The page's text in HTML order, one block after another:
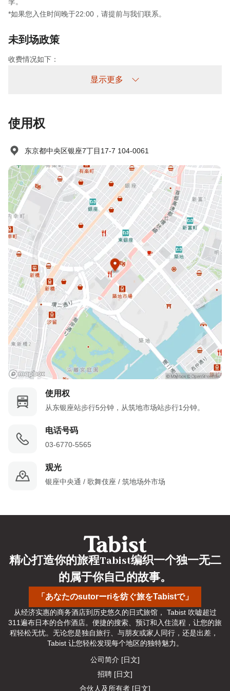
*如果您入住时间晚于22:00，请提前与我们联系。
未到场政策
收费情况如下：
显示更多
使用权
东京都中央区银座7丁目17-7 104-0061
使用权
从东银座站步行5分钟，从筑地市场站步行1分钟。
电话号码
03-6770-5565
观光
银座中央通 / 歌舞伎座 / 筑地场外市场
「あなたのsutorーriを纺ぐ旅をTabistで」
精心打造你的旅程Tabist编织一个独一无二
的属于你自己的故事。
从经济实惠的商务酒店到历史悠久的日式旅馆， Tabist 吹嘘超过
311遍布日本的合作酒店。便捷的搜索、预订和入住流程，让您的旅
程轻松无忧。无论您是独自旅行、与朋友或家人同行，还是出差，
Tabist 让您轻松发现每个地区的独特魅力。
公司简介 [日文]
招聘 [日文]
合伙人及所有者 [日文]